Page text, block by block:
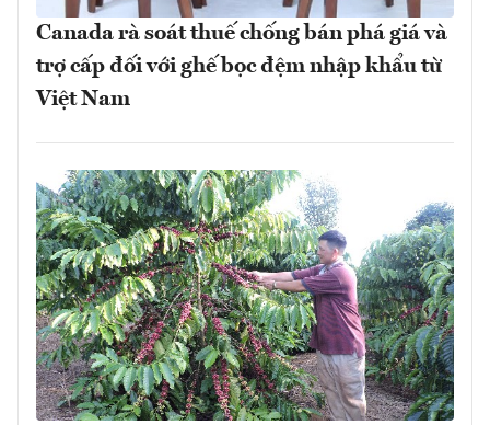
Canada rà soát thuế chống bán phá giá và
trợ cấp đối với ghế bọc đệm nhập khẩu từ
Việt Nam